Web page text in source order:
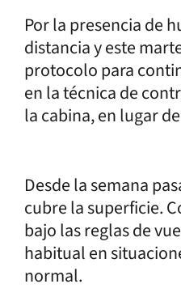
Por la presencia de
distancia y este
protocolo para
en la técnica de
la cabina, en lugar
Desde la semana
cubre la superficie.
bajo las reglas de
habitual en
normal.